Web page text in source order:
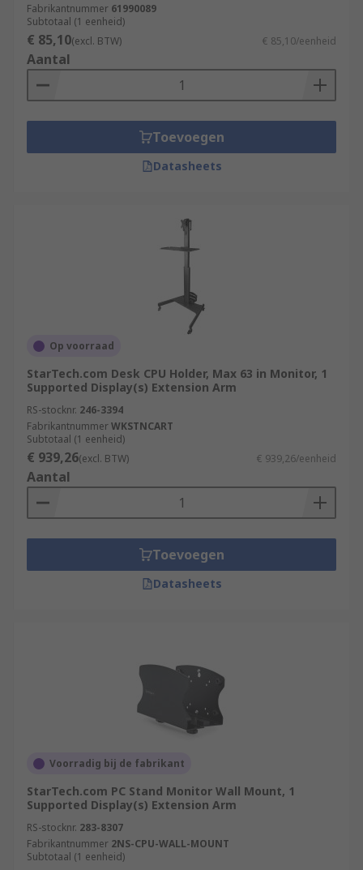
Fabrikantnummer 61990089
Subtotaal (1 eenheid)
€ 85,10(excl. BTW) € 85,10/eenheid
Aantal
Toevoegen
Datasheets
Op voorraad
StarTech.com Desk CPU Holder, Max 63 in Monitor, 1
Supported Display(s) Extension Arm
RS-stocknr. 246-3394
FabrikantnummerWKSTNCART
Subtotaal (1 eenheid)
€ 939,26(excl. BTW) € 939,26/eenheid
Aantal
Toevoegen
Datasheets
Voorradig bij de fabrikant
StarTech.com PC Stand Monitor Wall Mount, 1
Supported Display(s) Extension Arm
RS-stocknr. 283-8307
Fabrikantnummer 2NS-CPU-WALL-MOUNT
Subtotaal (1 eenheid)